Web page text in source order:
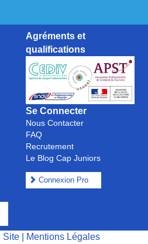
Agréments et
qualifications
Se Connecter
Nous Contacter
FAQ
Recrutement
Le Blog Cap Juniors
Connexion Pro
Site|
Mentions Légales